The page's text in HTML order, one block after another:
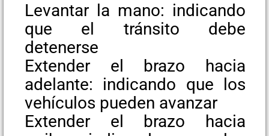
Levantar la mano: indicando
que el tránsito debe
detenerse
Extender el brazo hacia
adelante: indicando que los
vehículos pueden avanzar
Extender el brazo hacia